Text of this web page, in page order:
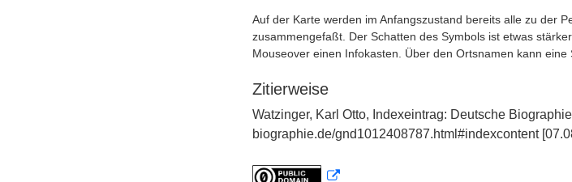
Auf der Karte werden im Anfangszustand bereits alle zu der
zusammengefaßt. Der Schatten des Symbols ist etwas
Mouseover einen Infokasten. Über den Ortsnamen kann eine
Zitierweise
Watzinger, Karl Otto, Indexeintrag: Deutsche
biographie.de/gnd1012408787.html#indexcontent